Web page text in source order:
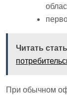
Читать
При обычном